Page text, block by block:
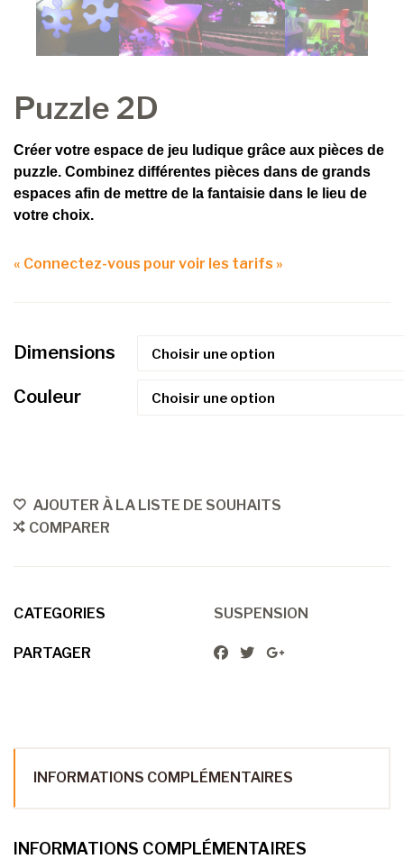
Puzzle 2D
Créer votre espace de jeu ludique grâce aux pièces de
puzzle. Combinez différentes pièces dans de grands
espaces afin de mettre de la fantaisie dans le lieu de
votre choix.
« Connectez-vous pour voir les tarifs »
Dimensions
Couleur
AJOUTER À LA LISTE DE SOUHAITS
COMPARER
CATEGORIES SUSPENSION
PARTAGER
INFORMATIONS COMPLÉMENTAIRES
INFORMATIONS COMPLÉMENTAIRES